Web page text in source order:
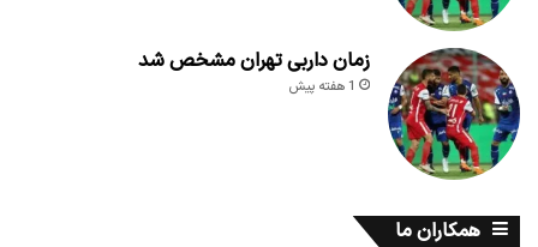
زمان داربی تهران مشخص شد
1 هفته پیش
همکاران ما